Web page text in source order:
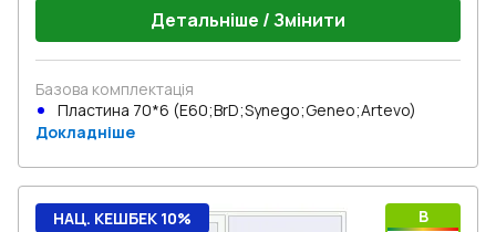
Детальніше / Змінити
Базова комплектація
Пластина 70*6 (E60;BrD;Synego;Geneo;Artevo)
Докладніше
B
НАЦ. КЕШБЕК 10%